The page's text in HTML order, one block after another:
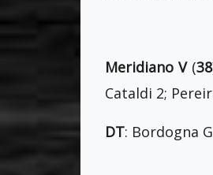
Meridiano V (38
Cataldi 2;
DT: Bordogna